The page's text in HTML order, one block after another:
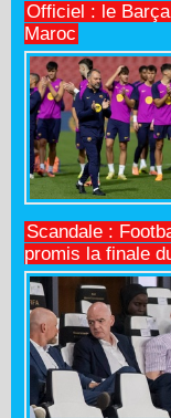
Officiel : le
Maroc
Scandale :
promis la finale